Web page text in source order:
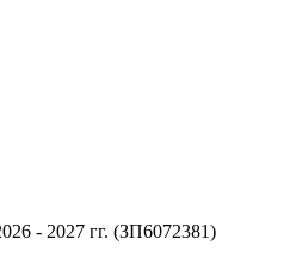
- 2027 гг. (ЗП6072381)